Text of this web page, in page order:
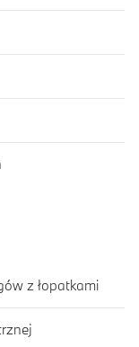
z łopatkami